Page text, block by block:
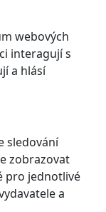
webových
interagují s
a hlásí
sledování
zobrazovat
pro jednotlivé
a